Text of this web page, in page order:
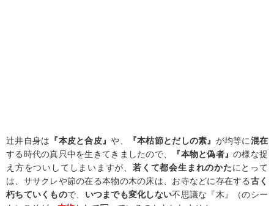
辻井自身は 『本皮と合皮』や、 『本枯節とだしの素』 が均等に 混在
する時代の真只中を生きてきましたので、
『本物と偽者』の様な捉
え方をついしてしまいますが、 若くて都会生まれのかた にとって
は、ササクレや節の在る本物の木の床は、お寺などに存在する 古く
朽ちていくもので、 いつまでも変化しない不思議な『木』（のシー